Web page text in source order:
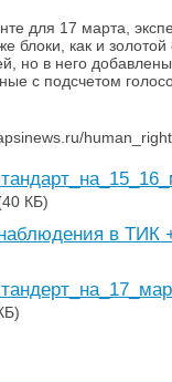
для 17 марта,
блоки, как и золотой
но в него
с подсчетом
КБ)
в ТИК